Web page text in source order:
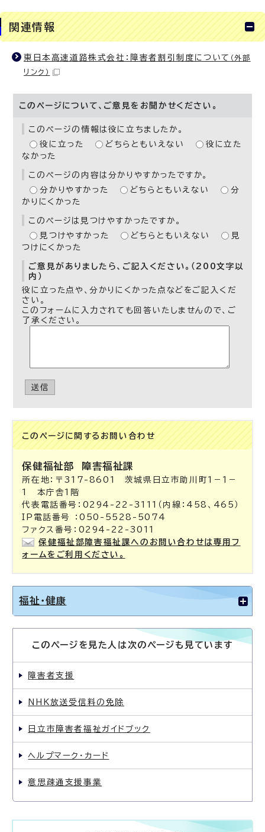
関連情報
東日本高速道路株式会社：障害者割引制度について （外部
リンク）
このページについて、ご意見をお聞かせください。
このページの情報は役に立ちましたか。
役に立った
どちらともいえない
役に立た
なかった
このページの内容は分かりやすかったですか。
分かりやすかった
どちらともいえない
分
かりにくかった
このページは見つけやすかったですか。
見つけやすかった
どちらともいえない
見
つけにくかった
ご意見がありましたら、ご記入ください。（200文字以
内）
役に立った点や、分かりにくかった点などをご記入くだ
さい。
このフォームに入力されても回答いたしませんので、ご
了承ください。
送信
このページに関する お問い合わせ
保健福祉部 障害福祉課
所在地：〒317-8601 茨城県日立市助川町1－1－
1 本庁舎1階
代表電話番号：0294-22-3111（内線：458、465）
IP電話番号 ：050-5528-5074
ファクス番号：0294-22-3011
保健福祉部障害福祉課へのお問い合わせは専用フ
ォームをご利用ください。
福祉・健康
このページを見た人は次のページも見ています
障害者支援
NHK放送受信料の免除
日立市障害者福祉ガイドブック
ヘルプマーク・カード
意思疎通支援事業